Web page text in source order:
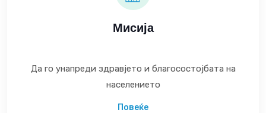
Мисија
Да го унапреди здравјето и благосостојбата на
населението
Повеќе